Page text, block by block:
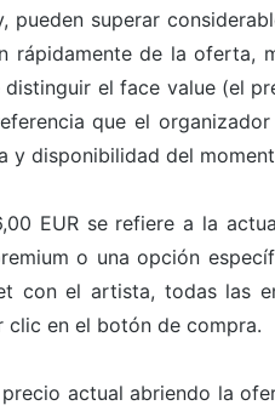
pueden superar
rápidamente de la oferta,
distinguir el face value (el
que el
y disponibilidad del
EUR se refiere a la
o una opción
con el artista, todas las
clic en el botón de compra.
actual abriendo la